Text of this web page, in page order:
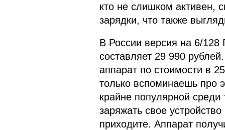
кто не слишком активен,
зарядки, что также
В России версия на 6/128
составляет 29 990
аппарат по стоимости в
только вспоминаешь про
крайне популярной
заряжать свое
приходите. Аппарат